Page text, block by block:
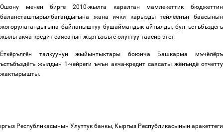
Ошону менен бирге 2010-жылга каралган мамлекеттик бюджеттин
балансташтырылбагандыгына жана ички карызды тейлёёнън баасынын
жогорулагандыгына байланыштуу бушаймандык айтылды, бул ъстъбъздёгъ
жылы акча-кредит саясатын жъргъзъъгё олуттуу таасир этет.
Ёткёрългён талкуунун жыйынтыктары боюнча Башкарма мъчёлёръ
ъстъбъздёгъ жылдын 1-чейреги ъчън акча-кредит саясаты жёнъндё отчетту
жактырышты.
Республикасынын Улуттук банкы, Кыргыз Республикасынын аракеттеги